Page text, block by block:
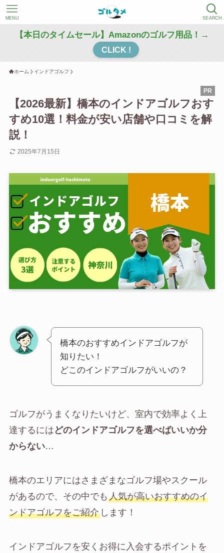
SEARCH
MENU
【本日のタイムセール】Amazonのゴルフ用品！→
CLICK !
ホーム インドアゴルフ
【2026最新】橋本のインドアゴルフおす
すめ10選！料金が安い店舗や口コミを解
説！
2025年7月15日
橋本のおすすめインドアゴルフが
知りたい！
どこのインドアゴルフがいいの？
ゴルフがうまくなりたいけど、室内で効率よく上
達するには どのインドアゴルフを選べばいいか分
からない…
橋本のエリアにはさまざまなゴルフ場やスクール
があるので、その中でも 人気が高いおすすめのイ
ンドアゴルフをご紹介します！
インドアゴルフを安くお得に入会するポイントを